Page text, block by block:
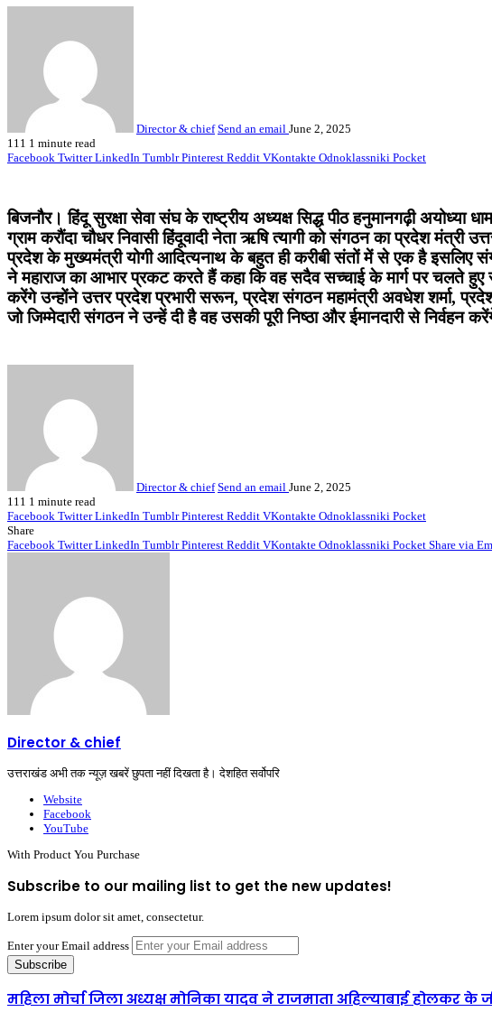
Director & chief Send an email June 2, 2025
111 1 minute read
Facebook Twitter LinkedIn Tumblr Pinterest Reddit VKontakte Odnoklassniki Pocket
बिजनौर। हिंदू सुरक्षा सेवा संघ के राष्ट्रीय अध्यक्ष सिद्ध पीठ हनुमानगढ़ी
ग्राम करौंदा चौधर निवासी हिंदूवादी नेता ऋषि त्यागी को संगठन का प्रदेश मंत्री
प्रदेश के मुख्यमंत्री योगी आदित्यनाथ के बहुत ही करीबी संतों में से एक है इसलिए
ने महाराज का आभार प्रकट करते हैं कहा कि वह सदैव सच्चाई के मार्ग पर चलते हुए
करेंगे उन्होंने उत्तर प्रदेश प्रभारी सरून, प्रदेश संगठन महामंत्री अवधेश शर्मा,
जो जिम्मेदारी संगठन ने उन्हें दी है वह उसकी पूरी निष्ठा और ईमानदारी से निर्वहन
Director & chief Send an email June 2, 2025
111 1 minute read
Facebook Twitter LinkedIn Tumblr Pinterest Reddit VKontakte Odnoklassniki Pocket
Share
Facebook Twitter LinkedIn Tumblr Pinterest Reddit VKontakte Odnoklassniki Pocket Share via
Director & chief
उत्तराखंड अभी तक न्यूज़ खबरें छुपता नहीं दिखता है। देशहित सर्वोपरि
Website
Facebook
YouTube
With Product You Purchase
Subscribe to our mailing list to get the new updates!
Lorem ipsum dolor sit amet, consectetur.
Enter your Email address
महिला मोर्चा जिला अध्यक्ष मोनिका यादव ने राजमाता अहिल्याबाई होलकर